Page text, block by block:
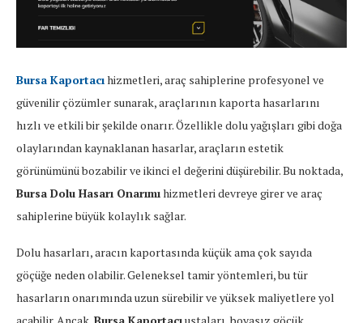
Bursa Kaportacıhizmetleri, araç sahiplerine profesyonel ve
güvenilir çözümler sunarak, araçlarının kaporta hasarlarını
hızlı ve etkili bir şekilde onarır. Özellikle dolu yağışları gibi doğa
olaylarından kaynaklanan hasarlar, araçların estetik
görünümünü bozabilir ve ikinci el değerini düşürebilir. Bu noktada,
Bursa Dolu Hasarı Onarımıhizmetleri devreye girer ve araç
sahiplerine büyük kolaylık sağlar.
Dolu hasarları, aracın kaportasında küçük ama çok sayıda
göçüğe neden olabilir. Geleneksel tamir yöntemleri, bu tür
hasarların onarımında uzun sürebilir ve yüksek maliyetlere yol